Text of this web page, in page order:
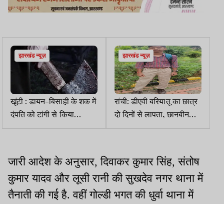
झारखंड न्यूज़
खूंटी : डायन-बिसाही के शक में
दंपति को टांगी से किया
घायल,आरोपी फरार
झारखंड न्यूज़
रांची: डीएवी बरियातू का छात्र
दो दिनों से लापता, छानबीन
जारी
जारी आदेश के अनुसार, दिवाकर कुमार सिंह, संतोष
कुमार यादव और लूसी रानी की सुखदेव नगर थाना में
तैनाती की गई है. वहीं गोल्डी भगत की धुर्वा थाना में